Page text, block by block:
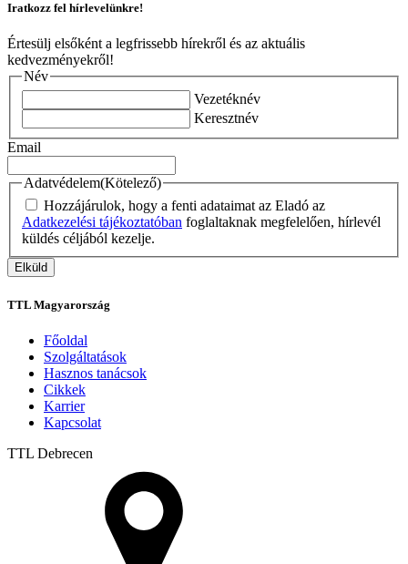
Iratkozz fel hírlevelünkre!
Értesülj elsőként a legfrissebb hírekről és az aktuális
kedvezményekről!
Név
Vezetéknév
Keresztnév
Email
Adatvédelem(Kötelező)
Hozzájárulok, hogy a fenti adataimat az Eladó az
Adatkezelési tájékoztatóban foglaltaknak megfelelően, hírlevél
küldés céljából kezelje.
TTL Magyarország
Főoldal
Szolgáltatások
Hasznos tanácsok
Cikkek
Karrier
Kapcsolat
TTL Debrecen